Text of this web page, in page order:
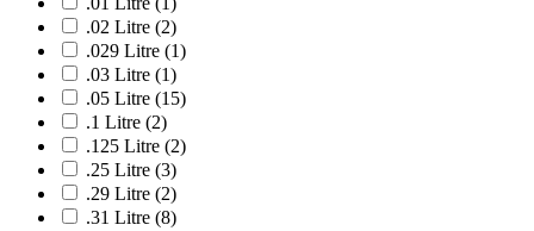
.02 Litre (2)
.029 Litre (1)
.03 Litre (1)
.05 Litre (15)
.1 Litre (2)
.125 Litre (2)
.25 Litre (3)
.29 Litre (2)
.31 Litre (8)